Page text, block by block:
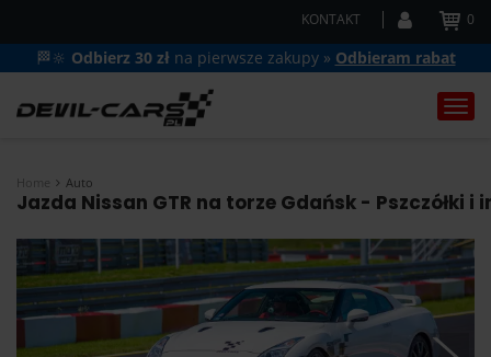
KONTAKT 0
🏁🔆 Odbierz 30 zł na pierwsze zakupy » Odbieram rabat
Home Auto
Jazda Nissan GTR na torze Gdańsk - Pszczółki